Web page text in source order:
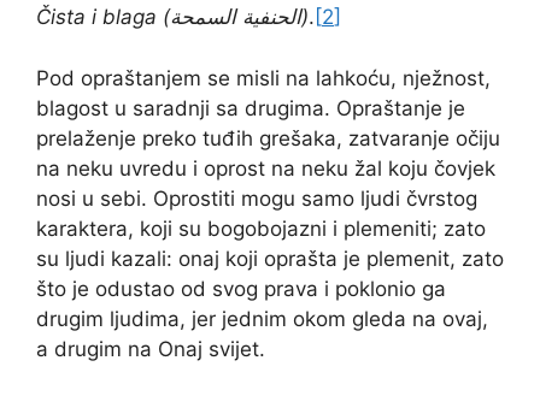
Čista i blaga (الحنفية السمحة). [2]
Pod opraštanjem se misli na lahkoću, nježnost,
blagost u saradnji sa drugima. Opraštanje je
prelaženje preko tuđih grešaka, zatvaranje očiju
na neku uvredu i oprost na neku žal koju čovjek
nosi u sebi. Oprostiti mogu samo ljudi čvrstog
karaktera, koji su bogobojazni i plemeniti; zato
su ljudi kazali: onaj koji oprašta je plemenit, zato
što je odustao od svog prava i poklonio ga
drugim ljudima, jer jednim okom gleda na ovaj,
a drugim na Onaj svijet.